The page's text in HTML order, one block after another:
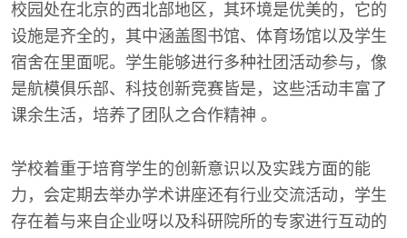
校园处在北京的西北部地区，其环境是优美的，它的
设施是齐全的，其中涵盖图书馆、体育场馆以及学生
宿舍在里面呢。学生能够进行多种社团活动参与，像
是航模俱乐部、科技创新竞赛皆是，这些活动丰富了
课余生活，培养了团队之合作精神 。
学校着重于培育学生的创新意识以及实践方面的能
力，会定期去举办学术讲座还有行业交流活动，学生
存在着与来自企业呀以及科研院所的专家进行互动的